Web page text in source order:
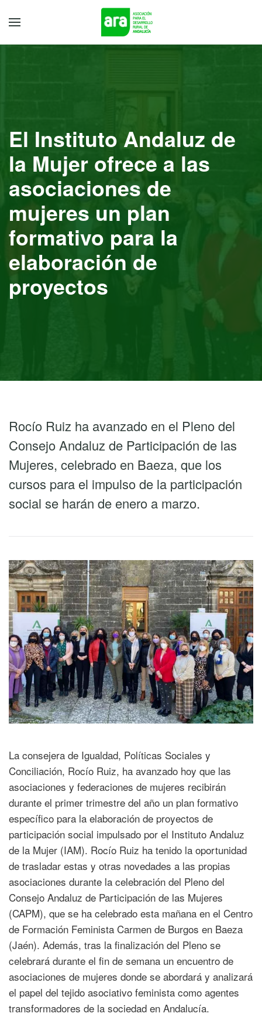
El Instituto Andaluz de
la Mujer ofrece a las
asociaciones de
mujeres un plan
formativo para la
elaboración de
proyectos
Rocío Ruiz ha avanzado en el Pleno del
Consejo Andaluz de Participación de las
Mujeres, celebrado en Baeza, que los
cursos para el impulso de la participación
social se harán de enero a marzo.
La consejera de Igualdad, Políticas Sociales y
Conciliación, Rocío Ruiz, ha avanzado hoy que las
asociaciones y federaciones de mujeres recibirán
durante el primer trimestre del año un plan formativo
específico para la elaboración de proyectos de
participación social impulsado por el Instituto Andaluz
de la Mujer (IAM). Rocío Ruiz ha tenido la oportunidad
de trasladar estas y otras novedades a las propias
asociaciones durante la celebración del Pleno del
Consejo Andaluz de Participación de las Mujeres
(CAPM), que se ha celebrado esta mañana en el Centro
de Formación Feminista Carmen de Burgos en Baeza
(Jaén). Además, tras la finalización del Pleno se
celebrará durante el fin de semana un encuentro de
asociaciones de mujeres donde se abordará y analizará
el papel del tejido asociativo feminista como agentes
transformadores de la sociedad en Andalucía.